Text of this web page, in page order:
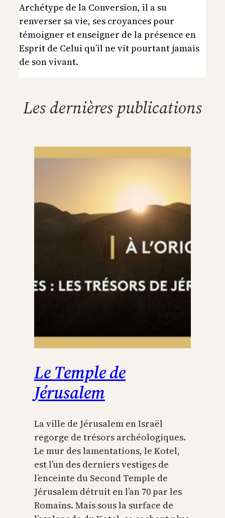
Archétype de la Conversion, il a su
renverser sa vie, ses croyances pour
témoigner et enseigner de la présence en
Esprit de Celui qu’il ne vit pourtant jamais
de son vivant.
Les dernières publications
Le Temple de
Jérusalem
La ville de Jérusalem en Israël
regorge de trésors archéologiques.
Le mur des lamentations, le Kotel,
est l’un des derniers vestiges de
l’enceinte du Second Temple de
Jérusalem détruit en l’an 70 par les
Romains. Mais sous la surface de